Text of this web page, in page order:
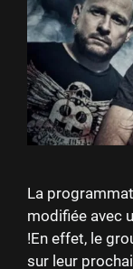
La
modifiée avec
!En effet, le
sur leur